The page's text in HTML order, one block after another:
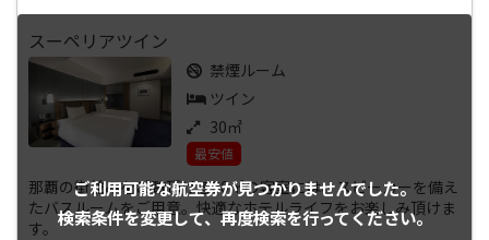
ご利用可能な航空券が見つかりませんでした。
検索条件を変更して、再度検索を行ってください。
スーペリアツイン
禁煙ルーム
ツイン
30㎡
最安値
那覇の街並みをご覧頂ける30㎡の客室には、スピーカーを備え
たバスルームをご用意。快適なホテルライフをお楽しみ頂けま
す。